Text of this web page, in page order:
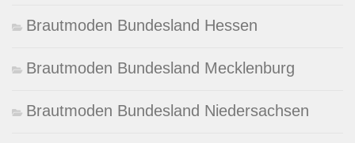
Brautmoden Bundesland Hessen
Brautmoden Bundesland Mecklenburg
Brautmoden Bundesland Niedersachsen